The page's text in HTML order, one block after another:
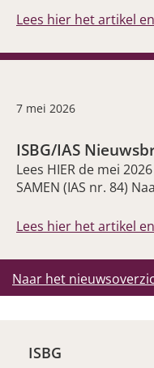
Lees hier het artikel
7 mei 2026
ISBG/IAS
Lees HIER de mei
SAMEN (IAS nr. 84)
Lees hier het artikel
Naar het
ISBG